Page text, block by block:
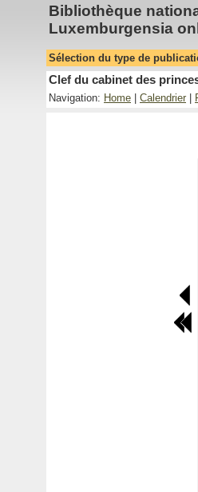
Bibliothèque
Luxemburgensia
Sélection du type de
Clef du cabinet des
Navigation: Home Calendrier